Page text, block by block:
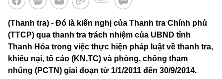
(Thanh tra) - Đó là kiến nghị của Thanh tra Chính phủ
(TTCP) qua thanh tra trách nhiệm của UBND tỉnh
Thanh Hóa trong việc thực hiện pháp luật về thanh tra,
khiếu nại, tố cáo (KN,TC) và phòng, chống tham
nhũng (PCTN) giai đoạn từ 1/1/2011 đến 30/9/2014.